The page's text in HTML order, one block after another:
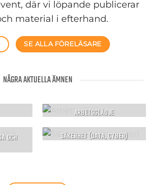
där vi löpande publicerar
material i efterhand.
SE ALLA FÖRELÄSARE
NÅGRA AKTUELLA ÄMNEN
ARBETSGLÄDJE
OCH
SÄKERHET (DATA, CYBER)